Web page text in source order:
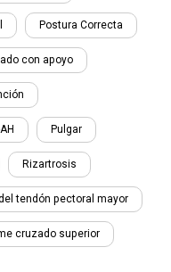
Postura Correcta
con apoyo
Pulgar
Rizartrosis
tendón pectoral mayor
cruzado superior